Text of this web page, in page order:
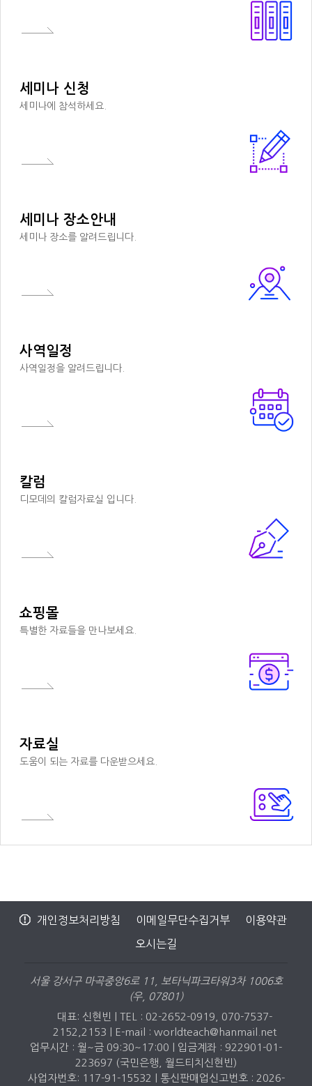
세미나 신청
세미나에 참석하세요.
세미나 장소안내
세미나 장소를 알려드립니다.
사역일정
사역일정을 알려드립니다.
칼럼
디모데의 칼럼자료실 입니다.
쇼핑몰
특별한 자료들을 만나보세요.
자료실
도움이 되는 자료를 다운받으세요.
개인정보처리방침 이메일무단수집거부 이용약관
오시는길
서울 강서구 마곡중앙6로 11, 보타닉파크타워3차 1006호
(우, 07801)
대표: 신현빈 | TEL : 02-2652-0919, 070-7537-
2152,2153 |
E-mail : worldteach@hanmail.net
업무시간 : 월~금 09:30~17:00 | 입금계좌 : 922901-01-
223697 (국민은행, 월드티치신현빈)
사업자번호: 117-91-15532 | 통신판매업신고번호 : 2026-